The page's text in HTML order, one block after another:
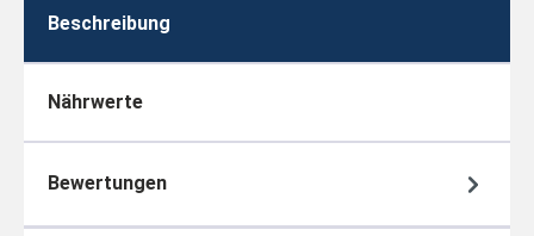
Beschreibung
Nährwerte
Bewertungen